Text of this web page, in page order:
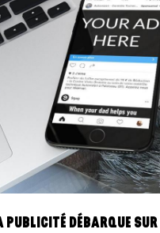
PUBLICITÉ DÉBARQUE